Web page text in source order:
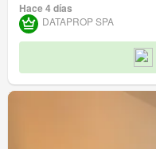
Hace 4 días
DATAPROP SPA